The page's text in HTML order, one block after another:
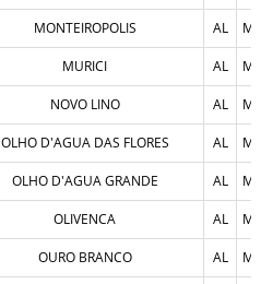
MONTEIROPOLIS AL
MURICI AL
NOVO LINO AL
OLHO D'AGUA DAS FLORES AL
OLHO D'AGUA GRANDE AL
OLIVENCA AL
OURO BRANCO AL